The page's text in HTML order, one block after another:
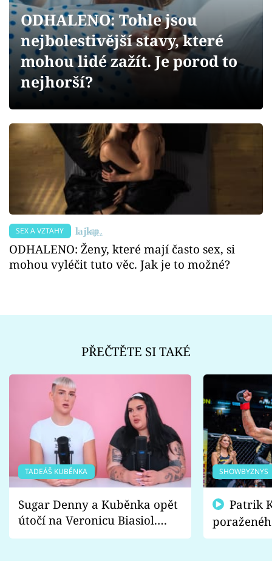
Videa
Sledujte prima+
Sledujte nás
ODHALENO: Tohle jsou
nejbolestivější stavy, které
mohou lidé zažít. Je porod to
nejhorší?
SEX A VZTAHY
ODHALENO: Ženy, které mají často sex, si
mohou vyléčit tuto věc. Jak je to možné?
PŘEČTĚTE SI TAKÉ
TADEÁŠ KUBĚNKA
Sugar Denny a Kuběnka opět
útočí na Veronicu Biasiol.
Proč je podle nich falešná a
SHOWBYZNYS
fanoušci